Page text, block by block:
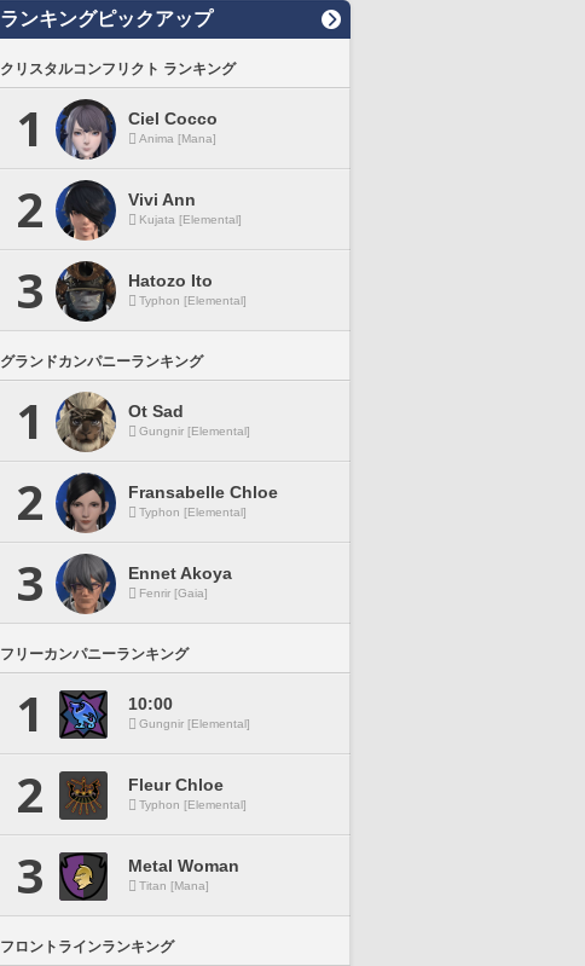
ランキングピックアップ
クリスタルコンフリクト ランキング
1 Ciel Cocco
Anima [Mana]
2 Vivi Ann
Kujata [Elemental]
3 Hatozo Ito
Typhon [Elemental]
グランドカンパニーランキング
1 Ot Sad
Gungnir [Elemental]
2 Fransabelle Chloe
Typhon [Elemental]
3 Ennet Akoya
Fenrir [Gaia]
フリーカンパニーランキング
1 10:00
Gungnir [Elemental]
2 Fleur Chloe
Typhon [Elemental]
3 Metal Woman
Titan [Mana]
フロントラインランキング